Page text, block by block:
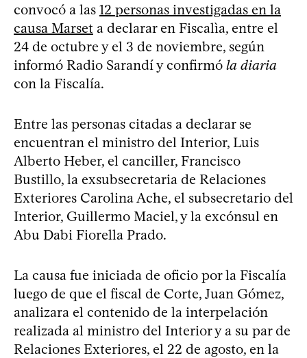
convocó a las 12 personas investigadas en la
causa Marset a declarar en Fiscalìa, entre el
24 de octubre y el 3 de noviembre, según
informó Radio Sarandí y confirmó la diaria
con la Fiscalía.
Entre las personas citadas a declarar se
encuentran el ministro del Interior, Luis
Alberto Heber, el canciller, Francisco
Bustillo, la exsubsecretaria de Relaciones
Exteriores Carolina Ache, el subsecretario del
Interior, Guillermo Maciel, y la excónsul en
Abu Dabi Fiorella Prado.
La causa fue iniciada de oficio por la Fiscalía
luego de que el fiscal de Corte, Juan Gómez,
analizara el contenido de la interpelación
realizada al ministro del Interior y a su par de
Relaciones Exteriores, el 22 de agosto, en la